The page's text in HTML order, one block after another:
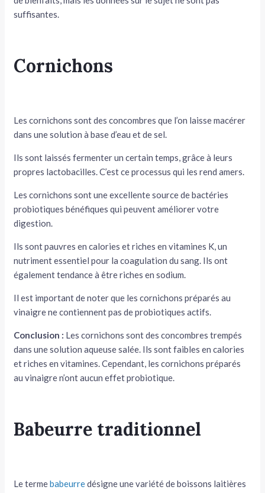
suffisantes.
Cornichons
Les cornichons sont des concombres que l’on laisse macérer
dans une solution à base d’eau et de sel.
Ils sont laissés fermenter un certain temps, grâce à leurs
propres lactobacilles. C’est ce processus qui les rend amers.
Les cornichons sont une excellente source de bactéries
probiotiques bénéfiques qui peuvent améliorer votre
digestion.
Ils sont pauvres en calories et riches en vitamines K, un
nutriment essentiel pour la coagulation du sang. Ils ont
également tendance à être riches en sodium.
Il est important de noter que les cornichons préparés au
vinaigre ne contiennent pas de probiotiques actifs.
Conclusion : Les cornichons sont des concombres trempés
dans une solution aqueuse salée. Ils sont faibles en calories
et riches en vitamines. Cependant, les cornichons préparés
au vinaigre n’ont aucun effet probiotique.
Babeurre traditionnel
Le termebabeurredésigne une variété de boissons laitières